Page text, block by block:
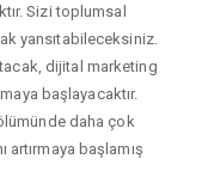
Sizi toplumsal
yansıtabileceksiniz.
dijital marketing
başlayacaktır.
daha çok
artırmaya başlamış